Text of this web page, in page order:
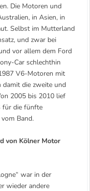
Die Motoren und
in Asien, in
Selbst im Mutterland
und zwar bei
vor allem dem Ford
Car schlechthin
V6-Motoren mit
damit die zweite und
2005 bis 2010 lief
für die fünfte
Band.
von Kölner Motor
war in der
wieder andere